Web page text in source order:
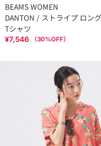
BEAMS WOMEN
DANTON / ストライプ ロン
Tシャツ
¥7,546 （30%OFF）